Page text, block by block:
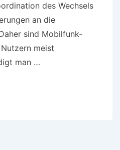
des Wechsels
an die
sind Mobilfunk-
meist
man …